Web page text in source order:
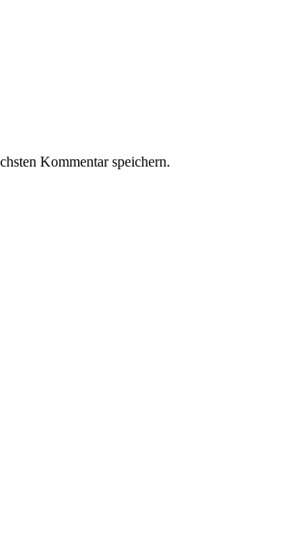
Kommentar speichern.